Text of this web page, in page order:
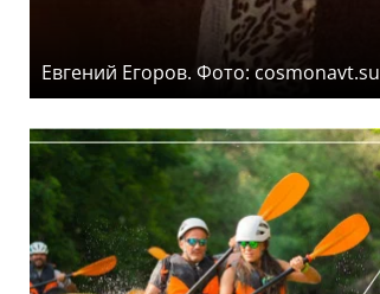
Евгений Егоров. Фото: cosmonavt.su